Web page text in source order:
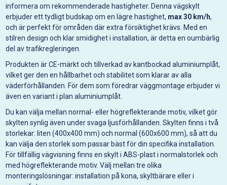
informera om rekommenderade hastigheter. Denna vägskylt
erbjuder ett tydligt budskap om en lägre hastighet, max 30 km/h,
och är perfekt för områden där extra försiktighet krävs. Med en
stilren design och klar smidighet i installation, är detta en oumbärlig
del av trafikregleringen.
Produkten är CE-märkt och tillverkad av kantbockad aluminiumplåt,
vilket ger den en hållbarhet och stabilitet som klarar av alla
väderförhållanden. För dem som föredrar väggmontage erbjuder vi
även en variant i plan aluminiumplåt.
Du kan välja mellan normal- eller högreflekterande motiv, vilket gör
skylten synlig även under svaga ljusförhållanden. Skylten finns i två
storlekar: liten (400x400 mm) och normal (600x600 mm), så att du
kan välja den storlek som passar bäst för din specifika installation.
För tillfällig vägvisning finns en skylt i ABS-plast i normalstorlek och
med högreflekterande motiv. Välj mellan tre olika
monteringslösningar: installation på kona, skyltbärare eller i